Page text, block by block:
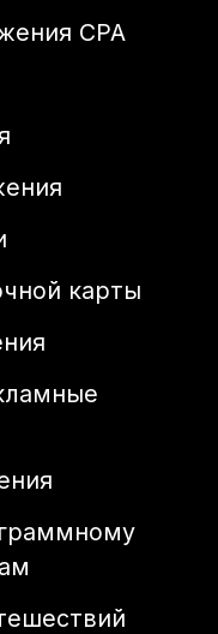
CPA
карты